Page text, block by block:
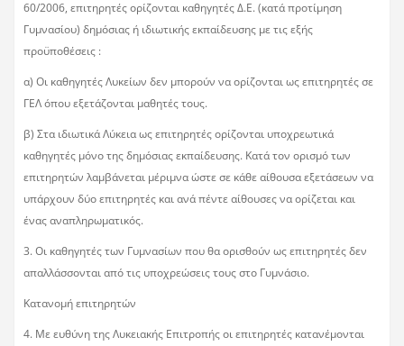
60/2006, επιτηρητές ορίζονται καθηγητές Δ.Ε. (κατά προτίμηση
Γυμνασίου) δημόσιας ή ιδιωτικής εκπαίδευσης με τις εξής
προϋποθέσεις :
α) Οι καθηγητές Λυκείων δεν μπορούν να ορίζονται ως επιτηρητές σε
ΓΕΛ όπου εξετάζονται μαθητές τους.
β) Στα ιδιωτικά Λύκεια ως επιτηρητές ορίζονται υποχρεωτικά
καθηγητές μόνο της δημόσιας εκπαίδευσης. Κατά τον ορισμό των
επιτηρητών λαμβάνεται μέριμνα ώστε σε κάθε αίθουσα εξετάσεων να
υπάρχουν δύο επιτηρητές και ανά πέντε αίθουσες να ορίζεται και
ένας αναπληρωματικός.
3. Οι καθηγητές των Γυμνασίων που θα ορισθούν ως επιτηρητές δεν
απαλλάσσονται από τις υποχρεώσεις τους στο Γυμνάσιο.
Κατανομή επιτηρητών
4. Με ευθύνη της Λυκειακής Επιτροπής οι επιτηρητές κατανέμονται